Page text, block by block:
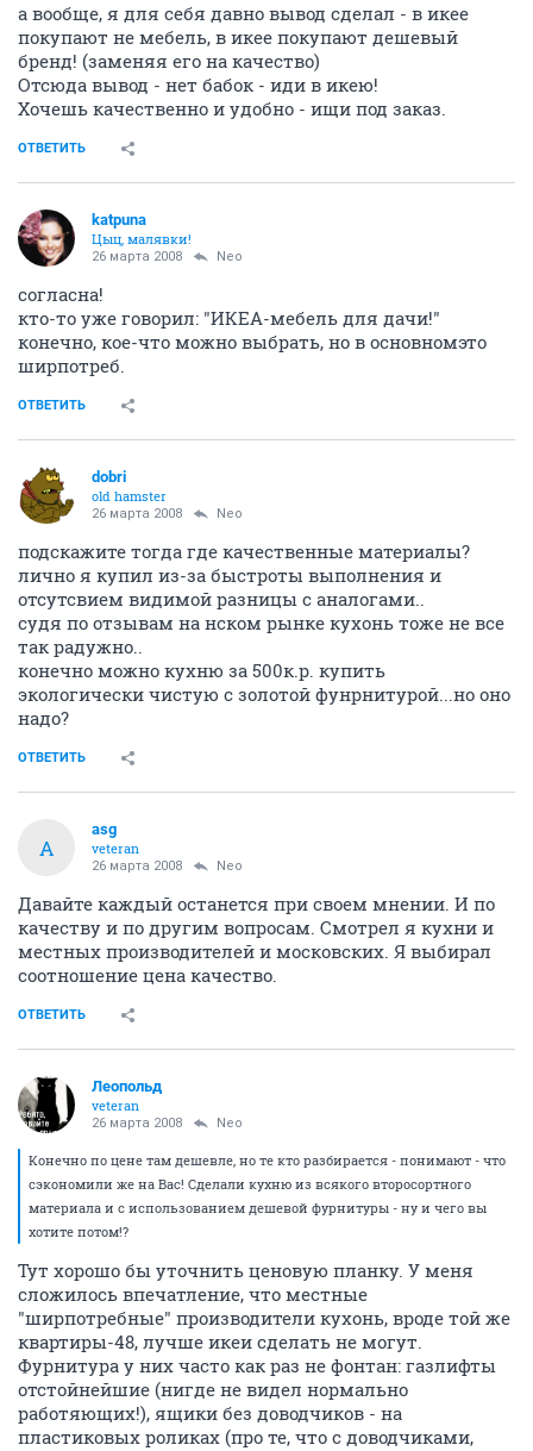
а вообще, я для себя давно вывод сделал - в икее
покупают не мебель, в икее покупают дешевый
бренд! (заменяя его на качество)
Отсюда вывод - нет бабок - иди в икею!
Хочешь качественно и удобно - ищи под заказ.
ОТВЕТИТЬ
katpuna
Цыц, малявки!
26 марта 2008 Neo
согласна!
кто-то уже говорил: "ИКЕА-мебель для дачи!"
конечно, кое-что можно выбрать, но в основномэто
ширпотреб.
ОТВЕТИТЬ
dobri
old hamster
26 марта 2008 Neo
подскажите тогда где качественные материалы?
лично я купил из-за быстроты выполнения и
отсутсвием видимой разницы с аналогами..
судя по отзывам на нском рынке кухонь тоже не все
так радужно..
конечно можно кухню за 500к.р. купить
экологически чистую с золотой фунрнитурой...но оно
надо?
ОТВЕТИТЬ
A
asg
veteran
26 марта 2008 Neo
Давайте каждый останется при своем мнении. И по
качеству и по другим вопросам. Смотрел я кухни и
местных производителей и московских. Я выбирал
соотношение цена качество.
ОТВЕТИТЬ
Леопольд
veteran
26 марта 2008 Neo
Конечно по цене там дешевле, но те кто разбирается - понимают - что
сэкономили же на Вас! Сделали кухню из всякого второсортного
материала и с использованием дешевой фурнитуры - ну и чего вы
хотите потом!?
Тут хорошо бы уточнить ценовую планку. У меня
сложилось впечатление, что местные
"ширпотребные" производители кухонь, вроде той же
квартиры-48, лучше икеи сделать не могут.
Фурнитура у них часто как раз не фонтан: газлифты
отстойнейшие (нигде не видел нормально
работяющих!), ящики без доводчиков - на
пластиковых роликах (про те, что с доводчиками,